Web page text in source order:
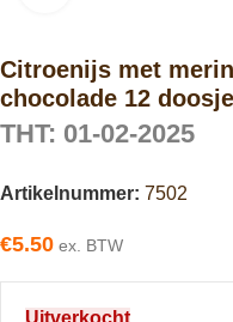
Citroenijs met
chocolade 12
THT: 01-02-2025
Artikelnummer: 7502
€5.50 ex. BTW
Uitverkocht